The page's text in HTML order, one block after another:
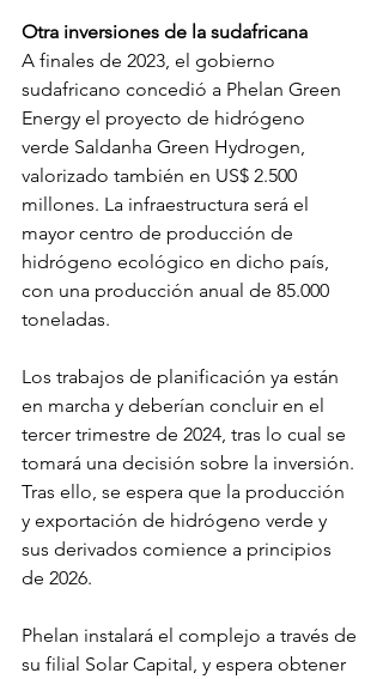
Otra inversiones de la sudafricana
A finales de 2023, el gobierno
sudafricano concedió a Phelan Green
Energy el proyecto de hidrógeno
verde Saldanha Green Hydrogen,
valorizado también en US$ 2.500
millones. La infraestructura será el
mayor centro de producción de
hidrógeno ecológico en dicho país,
con una producción anual de 85.000
toneladas.
Los trabajos de planificación ya están
en marcha y deberían concluir en el
tercer trimestre de 2024, tras lo cual se
tomará una decisión sobre la inversión.
Tras ello, se espera que la producción
y exportación de hidrógeno verde y
sus derivados comience a principios
de 2026.
Phelan instalará el complejo a través de
su filial Solar Capital, y espera obtener